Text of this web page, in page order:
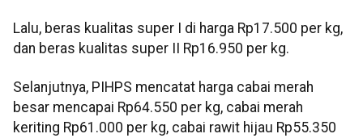
Lalu, beras kualitas super I di harga Rp17.500 per kg,
dan beras kualitas super II Rp16.950 per kg.
Selanjutnya, PIHPS mencatat harga cabai merah
besar mencapai Rp64.550 per kg, cabai merah
keriting Rp61.000 per kg, cabai rawit hijau Rp55.350